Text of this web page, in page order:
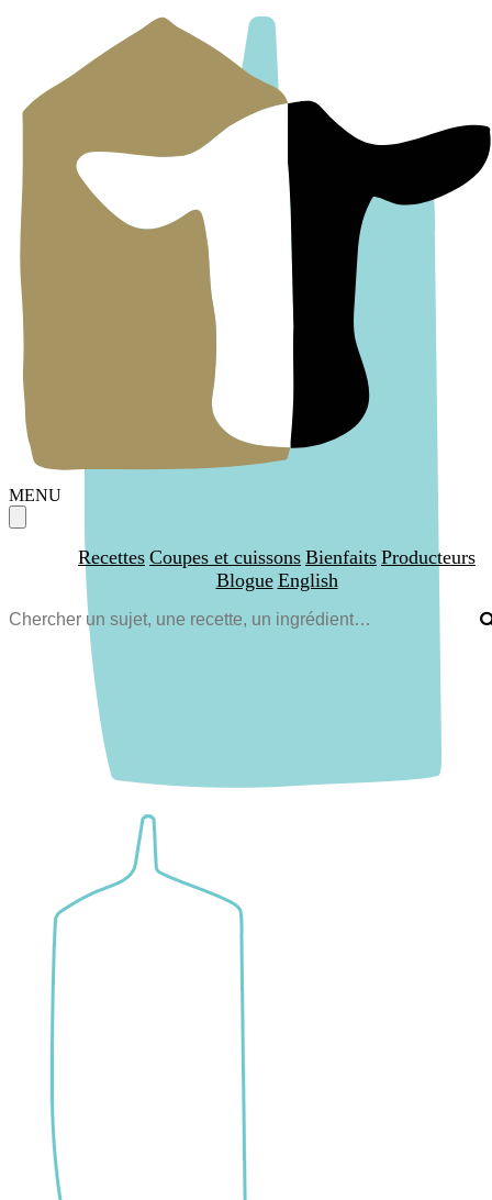
MENU
Recettes Coupes et cuissons Bienfaits Producteurs
Blogue English